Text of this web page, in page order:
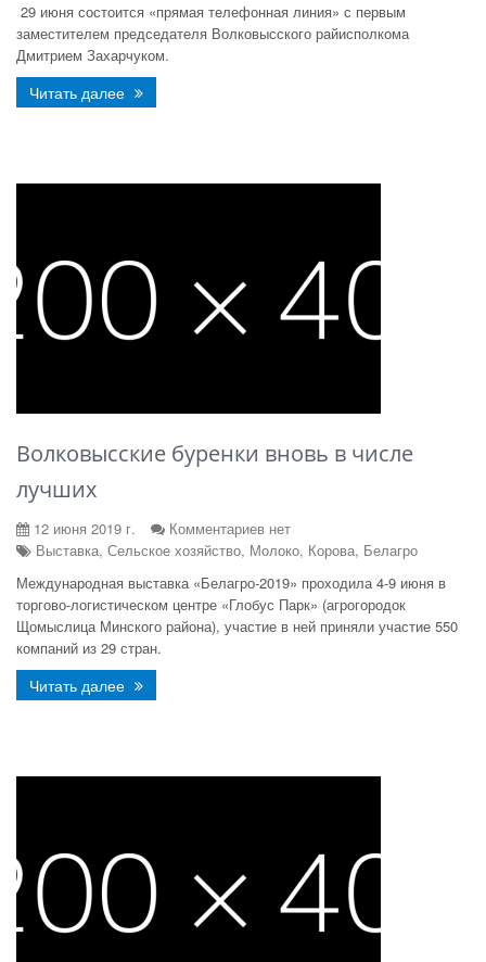
29 июня состоится «прямая телефонная линия» с первым
заместителем председателя Волковысского райисполкома
Дмитрием Захарчуком.
Читать далее
Волковысские буренки вновь в числе
лучших
12 июня 2019 г.
Комментариев нет
Выставка, Сельское хозяйство, Молоко, Корова, Белагро
Международная выставка «Белагро-2019» проходила 4-9 июня в
торгово-логистическом центре «Глобус Парк» (агрогородок
Щомыслица Минского района), участие в ней приняли участие 550
компаний из 29 стран.
Читать далее